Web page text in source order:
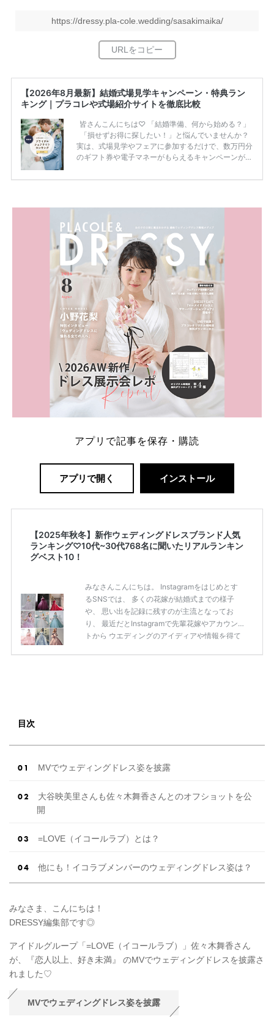
https://dressy.pla-cole.wedding/sasakimaika/
【2026年8月最新】結婚式場見学キャンペーン・特典ラン
キング｜プラコレや式場紹介サイトを徹底比較
皆さんこんにちは♡ 「結婚準備、何から始める？」
「損せずお得に探したい！」と悩んでいませんか？
実は、式場見学やフェアに参加するだけで、数万円分
のギフト券や電子マネーがもらえるキャンペーンがあ
ため、比較せずに選ぶと損をしてしまうことも……。
内容：特典金額・条件・応募方法・注意点 「どこが
一番お得？」「プラコレの特典は？」といった疑問も
解決します。 まずは診断で候補を絞れる「ウェディ
ング診断」か、体験型 […]
続きを読む
アプリで記事を保存・購読
アプリで開く インストール
【2025年秋冬】新作ウェディングドレスブランド人気
ランキング♡10代~30代768名に聞いたリアルランキン
グベスト10！
みなさんこんにちは。 Instagramをはじめとす
るSNSでは、 多くの花嫁が結婚式までの様子
や、 思い出を記録に残すのが主流となってお
り、 最近だとInstagramで先輩花嫁やアカウン
トから ウエディングのアイディアや情報を得て
目次
MVでウェディングドレス姿を披露
大谷映美里さんも佐々木舞香さんとのオフショットを公
開
=LOVE（イコールラブ）とは？
他にも！イコラブメンバーのウェディングドレス姿は？
みなさま、こんにちは！
DRESSY編集部です◎
アイドルグループ「=LOVE（イコールラブ）」佐々木舞香さん
が、『恋人以上、好き未満』 ​のMVでウェディングドレスを披露さ
れました♡
MVでウェディングドレス姿を披露